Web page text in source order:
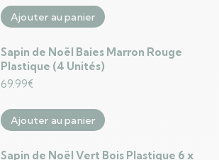
Ajouter au panier
Sapin de Noël Baies Marron Rouge
Plastique (4 Unités)
69.99€
Ajouter au panier
Sapin de Noël Vert Bois Plastique 6 x